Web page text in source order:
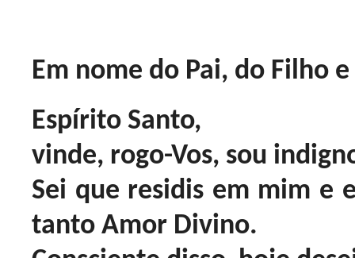
Em nome do Pai, do Filho
Espírito Santo,
vinde, rogo-Vos, sou
Sei que residis em mim e
tanto Amor Divino.